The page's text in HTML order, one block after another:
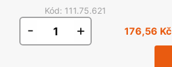
Kód: 111.75.621
- + 176,56 Kč